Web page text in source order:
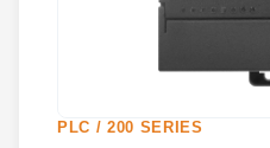
PLC / 200 SERIES